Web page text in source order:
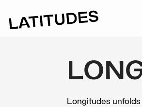
Longitudes unfolds